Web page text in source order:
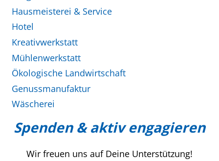
Hausmeisterei & Service
Hotel
Kreativwerkstatt
Mühlenwerkstatt
Ökologische Landwirtschaft
Genussmanufaktur
Wäscherei
Spenden & aktiv engagieren
Wir freuen uns auf Deine Unterstützung!